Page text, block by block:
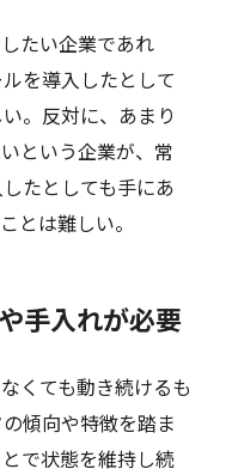
たい企業であれ
を導入したとして
。反対に、あまり
という企業が、常
たとしても手にあ
とは難しい。
手入れが必要
くても動き続けるも
傾向や特徴を踏ま
で状態を維持し続